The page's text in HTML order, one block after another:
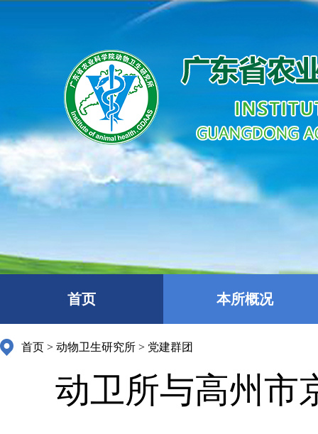
首页 本所概况
首页 > 动物卫生研究所 > 党建群团
动卫所与高州市